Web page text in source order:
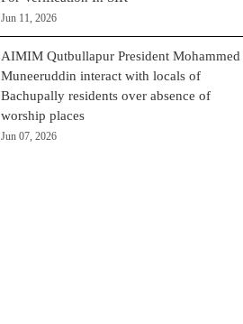
Jun 11, 2026
AIMIM Qutbullapur President Mohammed
Muneeruddin interact with locals of
Bachupally residents over absence of
worship places
Jun 07, 2026